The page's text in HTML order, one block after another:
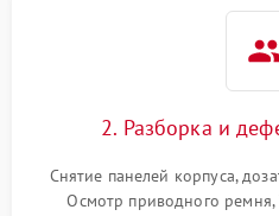
2. Разборка и
Снятие панелей корпуса,
Осмотр приводного ремня,